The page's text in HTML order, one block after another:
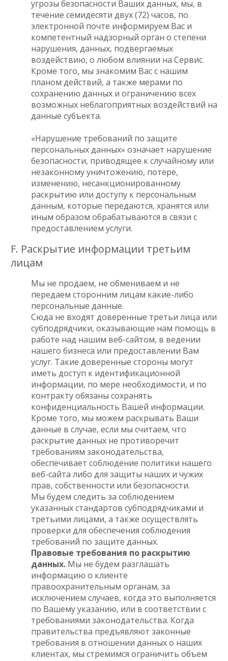
угрозы безопасности Ваших данных, мы, в
течение семидесяти двух (72) часов, по
электронной почте информируем Вас и
компетентный надзорный орган о степени
нарушения, данных, подвергаемых
воздействию, о любом влиянии на Сервис.
Кроме того, мы знакомим Вас с нашим
планом действий, а также мерами по
сохранению данных и ограничению всех
возможных неблагоприятных воздействий на
данные субъекта.
«Нарушение требований по защите
персональных данных» означает нарушение
безопасности, приводящее к случайному или
незаконному уничтожению, потере,
изменению, несанкционированному
раскрытию или доступу к персональным
данным, которые передаются, хранятся или
иным образом обрабатываются в связи с
предоставлением услуги.
F. Раскрытие информации третьим
лицам
Мы не продаем, не обмениваем и не
передаем сторонним лицам какие-либо
персональные данные.
Сюда не входят доверенные третьи лица или
субподрядчики, оказывающие нам помощь в
работе над нашим веб-сайтом, в ведении
нашего бизнеса или предоставлении Вам
услуг. Такие доверенные стороны могут
иметь доступ к идентификационной
информации, по мере необходимости, и по
контракту обязаны сохранять
конфиденциальность Вашей информации.
Кроме того, мы можем раскрывать Ваши
данные в случае, если мы считаем, что
раскрытие данных не противоречит
требованиям законодательства,
обеспечивает соблюдение политики нашего
веб-сайта либо для защиты наших и чужих
прав, собственности или безопасности.
Мы будем следить за соблюдением
указанных стандартов субподрядчиками и
третьими лицами, а также осуществлять
проверки для обеспечения соблюдения
требований по защите данных.
Правовые требования по раскрытию
данных. Мы не будем разглашать
информацию о клиенте
правоохранительным органам, за
исключением случаев, когда это выполняется
по Вашему указанию, или в соответствии с
требованиями законодательства. Когда
правительства предъявляют законные
требования в отношении данных о наших
клиентах, мы стремимся ограничить объем